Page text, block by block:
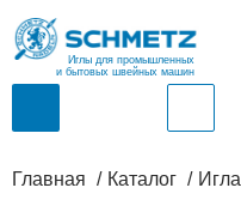
Иглы для промышленных
и бытовых швейных машин
Главная Каталог